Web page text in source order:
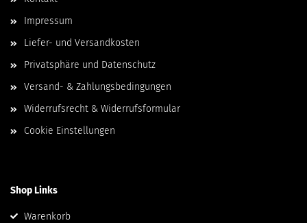
Impressum
Liefer- und Versandkosten
Privatsphäre und Datenschutz
Versand- & Zahlungsbedingungen
Widerrufsrecht & Widerrufsformular
Cookie Einstellungen
Shop Links
Warenkorb